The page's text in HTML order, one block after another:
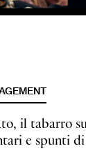
il tabarro
e spunti